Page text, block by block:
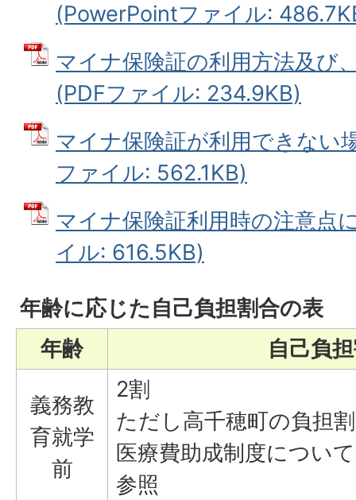
(PowerPointファイル:
マイナ保険証の利用方法及び
(PDFファイル: 234.9KB)
マイナ保険証が利用できない
ファイル: 562.1KB)
マイナ保険証利用時の注意点
イル: 616.5KB)
年齢に応じた自己負担割合の表
年齢
自己負
義務教
育就学
前
2割
ただし高千穂町の負担
医療費助成制度につい
参照